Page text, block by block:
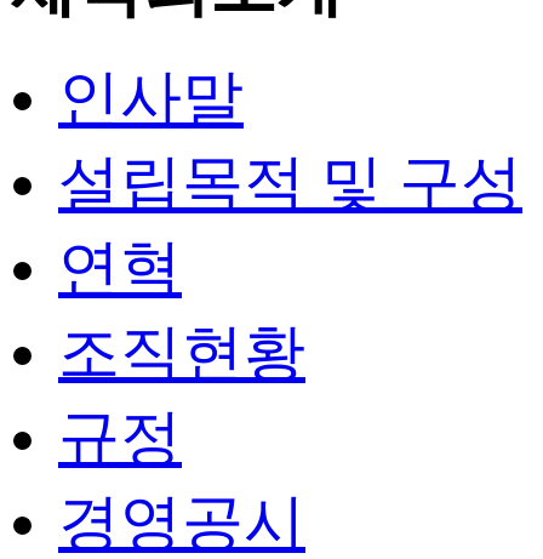
인사말
설립목적 및 구성
연혁
조직현황
규정
경영공시